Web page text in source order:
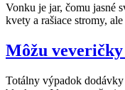
Vonku je jar, čomu jasné
kvety a rašiace stromy,
Môžu
Totálny výpadok